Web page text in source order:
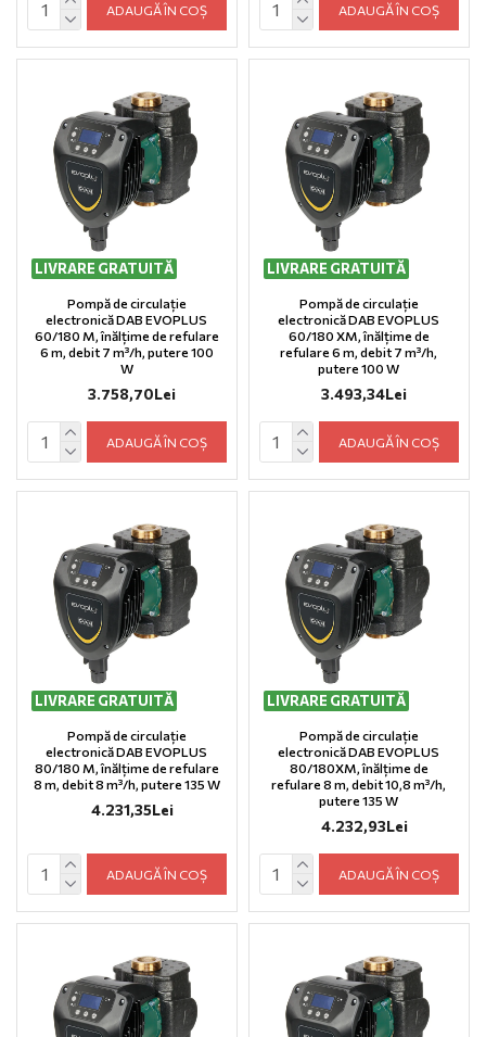
ADAUGĂ ÎN COȘ ADAUGĂ ÎN COȘ
LIVRARE GRATUITĂ
Pompă de circulație
electronică DAB EVOPLUS
60/180 M, înălțime de refulare
6 m, debit 7 m³/h, putere 100
W
3.758,70Lei
ADAUGĂ ÎN COȘ
LIVRARE GRATUITĂ
Pompă de circulație
electronică DAB EVOPLUS
60/180 XM, înălțime de
refulare 6 m, debit 7 m³/h,
putere 100 W
3.493,34Lei
ADAUGĂ ÎN COȘ
LIVRARE GRATUITĂ
Pompă de circulație
electronică DAB EVOPLUS
80/180 M, înălțime de refulare
8 m, debit 8 m³/h, putere 135 W
4.231,35Lei
ADAUGĂ ÎN COȘ
LIVRARE GRATUITĂ
Pompă de circulație
electronică DAB EVOPLUS
80/180XM, înălțime de
refulare 8 m, debit 10,8 m³/h,
putere 135 W
4.232,93Lei
ADAUGĂ ÎN COȘ